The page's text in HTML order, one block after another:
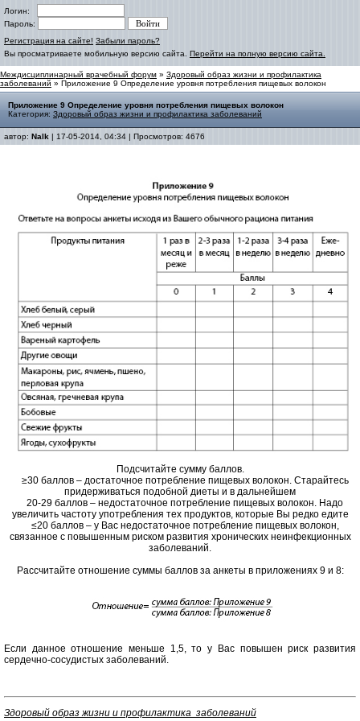
Логин:
Пароль:
Регистрация на сайте! Забыли пароль?
Вы просматриваете мобильную версию сайта. Перейти на полную версию сайта.
Междисциплинарный врачебный форум » Здоровый образ жизни и профилактика
заболеваний » Приложение 9 Определение уровня потребления пищевых волокон
Приложение 9 Определение уровня потребления пищевых волокон
Категория: Здоровый образ жизни и профилактика заболеваний
автор: Nalk | 17-05-2014, 04:34 | Просмотров: 4676
Подсчитайте сумму баллов.
≥30 баллов – достаточное потребление пищевых волокон. Старайтесь
придерживаться подобной диеты и в дальнейшем
20-29 баллов – недостаточное потребление пищевых волокон. Надо
увеличить частоту употребления тех продуктов, которые Вы редко едите
≤20 баллов – у Вас недостаточное потребление пищевых волокон,
связанное с повышенным риском развития хронических неинфекционных
заболеваний.
Рассчитайте отношение суммы баллов за анкеты в приложениях 9 и 8:
Если данное отношение меньше 1,5, то у Вас повышен риск развития
сердечно-сосудистых заболеваний.
Здоровый образ жизни и профилактика заболеваний